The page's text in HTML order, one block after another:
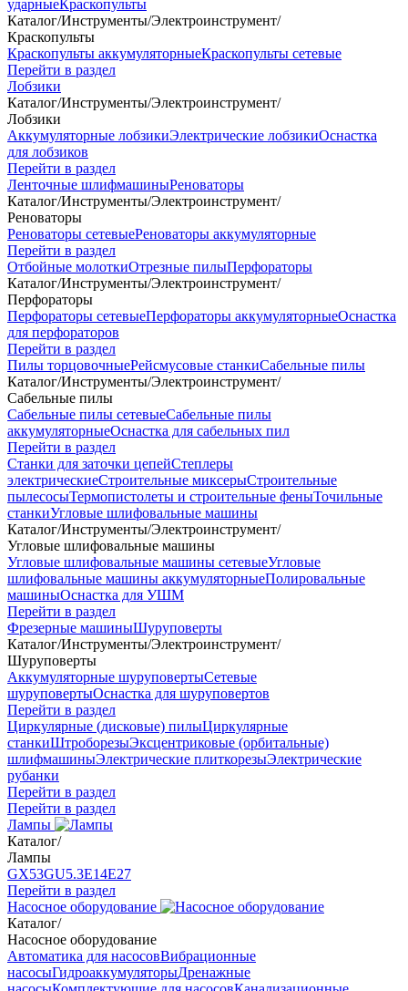
ударныеКраскопульты
Каталог/Инструменты/Электроинструмент/
Краскопульты
Краскопульты аккумуляторныеКраскопульты сетевые
Перейти в раздел
Лобзики
Каталог/Инструменты/Электроинструмент/
Лобзики
Аккумуляторные лобзикиЭлектрические лобзикиОснастка
для лобзиков
Перейти в раздел
Ленточные шлифмашиныРеноваторы
Каталог/Инструменты/Электроинструмент/
Реноваторы
Реноваторы сетевыеРеноваторы аккумуляторные
Перейти в раздел
Отбойные молоткиОтрезные пилыПерфораторы
Каталог/Инструменты/Электроинструмент/
Перфораторы
Перфораторы сетевыеПерфораторы аккумуляторныеОснастка
для перфораторов
Перейти в раздел
Пилы торцовочныеРейсмусовые станкиСабельные пилы
Каталог/Инструменты/Электроинструмент/
Сабельные пилы
Сабельные пилы сетевыеСабельные пилы
аккумуляторныеОснастка для сабельных пил
Перейти в раздел
Станки для заточки цепейСтеплеры
электрическиеСтроительные миксерыСтроительные
пылесосыТермопистолеты и строительные феныТочильные
станкиУгловые шлифовальные машины
Каталог/Инструменты/Электроинструмент/
Угловые шлифовальные машины
Угловые шлифовальные машины сетевыеУгловые
шлифовальные машины аккумуляторныеПолировальные
машиныОснастка для УШМ
Перейти в раздел
Фрезерные машиныШуруповерты
Каталог/Инструменты/Электроинструмент/
Шуруповерты
Аккумуляторные шуруповертыСетевые
шуруповертыОснастка для шуруповертов
Перейти в раздел
Циркулярные (дисковые) пилыЦиркулярные
станкиШтроборезыЭксцентриковые (орбитальные)
шлифмашиныЭлектрические плиткорезыЭлектрические
рубанки
Перейти в раздел
Перейти в раздел
Лампы
Каталог/
Лампы
GX53GU5.3Е14Е27
Перейти в раздел
Насосное оборудование
Каталог/
Насосное оборудование
Автоматика для насосовВибрационные
насосыГидроаккумуляторыДренажные